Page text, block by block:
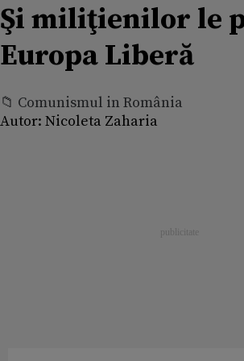
Şi miliţienilor le
Europa Liberă
📁 Comunismul in România
Autor: Nicoleta Zaharia